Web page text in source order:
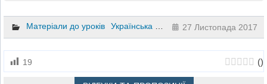
Матеріали до уроків Українська література Українська мова
27 Листопада 2017
19 ()